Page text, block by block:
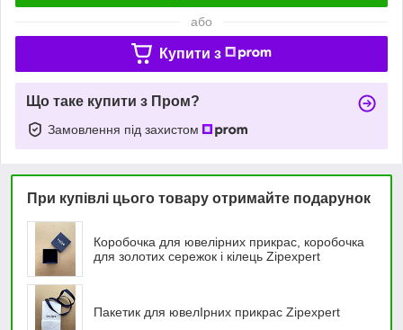
або
Купити з
Що таке купити з Пром?
Замовлення під захистом
При купівлі цього товару отримайте подарунок
Коробочка для ювелірних прикрас, коробочка
для золотих сережок і кілець Zipexpert
Пакетик для ювелIрних прикрас Zipexpert